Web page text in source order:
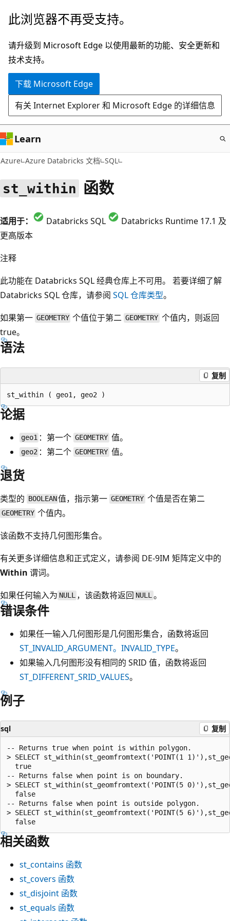
跳
主
要
内
此浏览器不再受支持。
请升级到 Microsoft Edge 以使用最新的功能、安全更新和
技术支持。
下载 Microsoft Edge
有关 Internet Explorer 和 Microsoft Edge 的详细信息
Learn
Azure Azure Databricks 文档 SQL
st_within 函数
适用于： Databricks SQL
Databricks Runtime 17.1 及
更高版本
注释
此功能在 Databricks SQL 经典仓库上不可用。 若要详细了解
Databricks SQL 仓库，请参阅 SQL 仓库类型。
如果第一 GEOMETRY 个值位于第二 GEOMETRY 个值内，则返回
true。
语法
复制
论据
geo1 ：第一个 GEOMETRY 值。
geo2 ：第二个 GEOMETRY 值。
退货
类型的 BOOLEAN值，指示第一 GEOMETRY 个值是否在第二
GEOMETRY 个值内。
该函数不支持几何图形集合。
有关更多详细信息和正式定义，请参阅 DE-9IM 矩阵定义中的
Within 谓词。
如果任何输入为 NULL ，该函数将返回 NULL。
错误条件
如果任一输入几何图形是几何图形集合，函数将返回
ST_INVALID_ARGUMENT。INVALID_TYPE。
如果输入几何图形没有相同的 SRID 值，函数将返回
ST_DIFFERENT_SRID_VALUES。
例子
sql 复制
-- Returns true when point is within polygon.
> SELECT st_within(st_geomfromtext('POINT(1
  true
-- Returns false when point is on boundary.
> SELECT st_within(st_geomfromtext('POINT(5
  false
-- Returns false when point is outside polygon.
> SELECT st_within(st_geomfromtext('POINT(5
相关函数
st_contains 函数
st_covers 函数
st_disjoint 函数
st_equals 函数